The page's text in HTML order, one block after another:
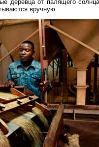
деревца от палящего
вручную.